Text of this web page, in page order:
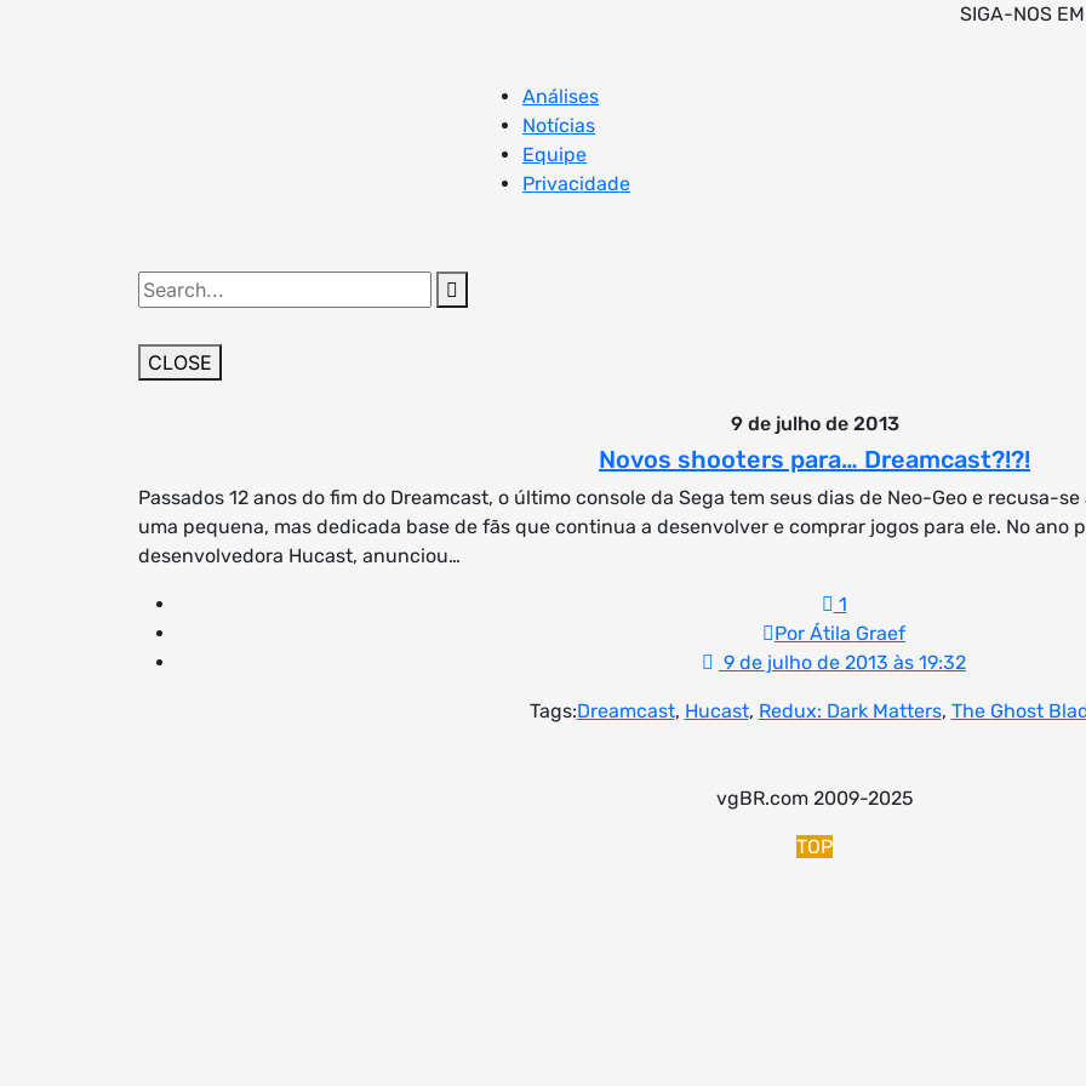
SIGA-NOS
Análises
Notícias
Equipe
Privacidade
Search
for:
CLOSE
9 de julho de 2013
Novos shooters para… Dreamcast?!?!
Passados 12 anos do fim do Dreamcast, o último console da Sega tem seus dias de Neo-Geo e recusa-
uma pequena, mas dedicada base de fãs que continua a desenvolver e comprar jogos para ele. No ano
desenvolvedora Hucast, anunciou…
1
Por Átila Graef
9 de julho de 2013 às 19:32
Tags:Dreamcast, Hucast, Redux: Dark Matters, The Ghost
vgBR.com 2009-2025
TOP